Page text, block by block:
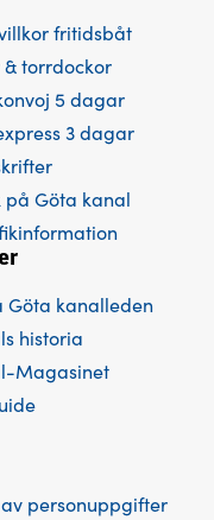
fritidsbåt
torrdockor
5 dagar
3 dagar
på Göta kanal
Göta kanalleden
historia
Magasinet
personuppgifter